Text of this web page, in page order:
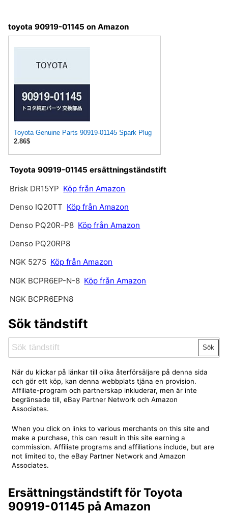
toyota 90919-01145 on Amazon
Toyota Genuine Parts 90919-01145 Spark Plug
2.86$
Toyota 90919-01145 ersättningständstift
Brisk DR15YP Köp från Amazon
Denso IQ20TT Köp från Amazon
Denso PQ20R-P8 Köp från Amazon
Denso PQ20RP8
NGK 5275 Köp från Amazon
NGK BCPR6EP-N-8 Köp från Amazon
NGK BCPR6EPN8
Sök tändstift
Sök
När du klickar på länkar till olika återförsäljare på denna sida
och gör ett köp, kan denna webbplats tjäna en provision.
Affiliate-program och partnerskap inkluderar, men är inte
begränsade till, eBay Partner Network och Amazon
Associates.
When you click on links to various merchants on this site and
make a purchase, this can result in this site earning a
commission. Affiliate programs and affiliations include, but are
not limited to, the eBay Partner Network and Amazon
Associates.
Ersättningständstift för Toyota
90919-01145 på Amazon